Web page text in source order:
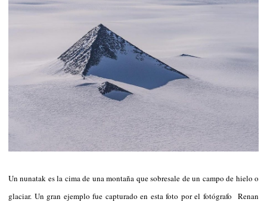
Un nunatak es la cima de una montaña que sobresale de un campo de hielo o
glaciar. Un gran ejemplo fue capturado en esta foto por el fotógrafo Renan